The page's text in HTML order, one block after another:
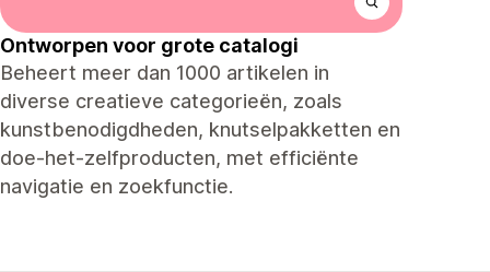
Ontworpen voor grote catalogi
Beheert meer dan 1000 artikelen in
diverse creatieve categorieën, zoals
kunstbenodigdheden, knutselpakketten en
doe-het-zelfproducten, met efficiënte
navigatie en zoekfunctie.